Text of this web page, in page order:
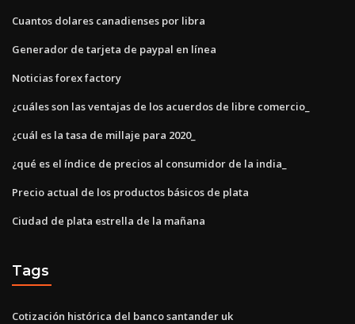
Cuantos dolares canadienses por libra
Generador de tarjeta de paypal en línea
Noticias forex factory
¿cuáles son las ventajas de los acuerdos de libre comercio_
¿cuál es la tasa de millaje para 2020_
¿qué es el índice de precios al consumidor de la india_
Precio actual de los productos básicos de plata
Ciudad de plata estrella de la mañana
Tags
Cotización histórica del banco santander uk